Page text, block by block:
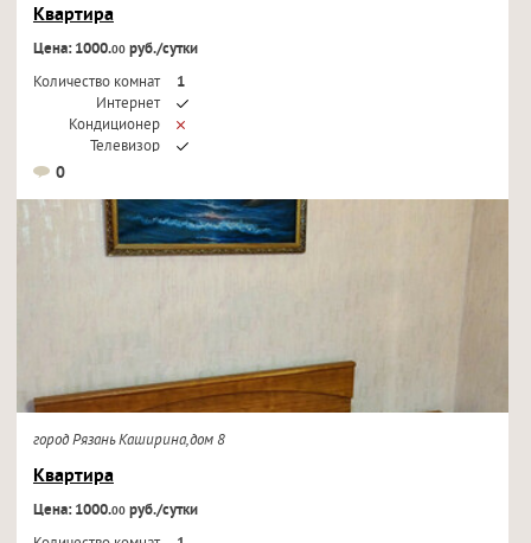
Квартира
Цена: 1000.00руб./сутки
Количество комнат
1
Интернет
Кондиционер
Телевизор
0
город Рязань Каширина,дом 8
Квартира
Цена: 1000.00руб./сутки